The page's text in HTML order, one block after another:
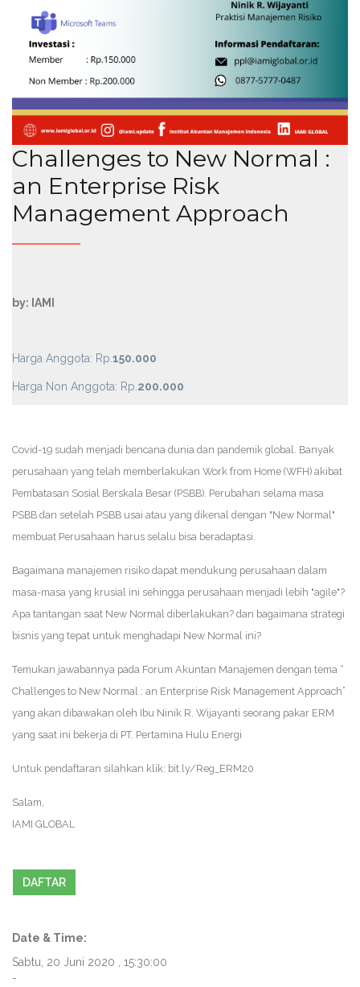
Challenges to New Normal :
an Enterprise Risk
Management Approach
by: IAMI
Harga Anggota: Rp. 150.000
Harga Non Anggota: Rp. 200.000
Covid-19 sudah menjadi bencana dunia dan pandemik global. Banyak
perusahaan yang telah memberlakukan Work from Home (WFH) akibat
Pembatasan Sosial Berskala Besar (PSBB). Perubahan selama masa
PSBB dan setelah PSBB usai atau yang dikenal dengan "New Normal"
membuat Perusahaan harus selalu bisa beradaptasi.
Bagaimana manajemen risiko dapat mendukung perusahaan dalam
masa-masa yang krusial ini sehingga perusahaan menjadi lebih "agile"?
Apa tantangan saat New Normal diberlakukan? dan bagaimana strategi
bisnis yang tepat untuk menghadapi New Normal ini?
Temukan jawabannya pada Forum Akuntan Manajemen dengan tema “
Challenges to New Normal : an Enterprise Risk Management Approach”
yang akan dibawakan oleh Ibu Ninik R. Wijayanti seorang pakar ERM
yang saat ini bekerja di PT. Pertamina Hulu Energi
Untuk pendaftaran silahkan klik: bit.ly/Reg_ERM20
Salam,
IAMI GLOBAL
DAFTAR
Date & Time:
Sabtu, 20 Juni 2020 , 15:30:00
-